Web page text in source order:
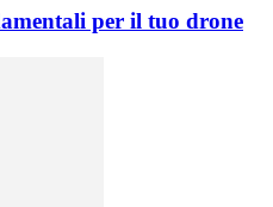
per il tuo drone